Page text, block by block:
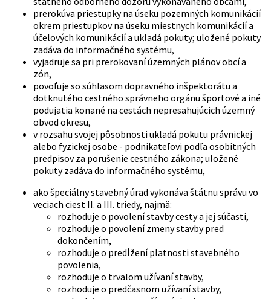
prerokúva priestupky na úseku pozemných komunikácií
okrem priestupkov na úseku miestnych komunikácií a
účelových komunikácií a ukladá pokuty; uložené pokuty
zadáva do informačného systému,
vyjadruje sa pri prerokovaní územných plánov obcí a
zón,
povoľuje so súhlasom dopravného inšpektorátu a
dotknutého cestného správneho orgánu športové a iné
podujatia konané na cestách nepresahujúcich územný
obvod okresu,
v rozsahu svojej pôsobnosti ukladá pokutu právnickej
alebo fyzickej osobe - podnikateľovi podľa osobitných
predpisov za porušenie cestného zákona; uložené
pokuty zadáva do informačného systému,
ako špeciálny stavebný úrad vykonáva štátnu správu vo
veciach ciest II. a III. triedy, najmä:
rozhoduje o povolení stavby cesty a jej súčasti,
rozhoduje o povolení zmeny stavby pred
dokončením,
rozhoduje o predĺžení platnosti stavebného
povolenia,
rozhoduje o trvalom užívaní stavby,
rozhoduje o predčasnom užívaní stavby,